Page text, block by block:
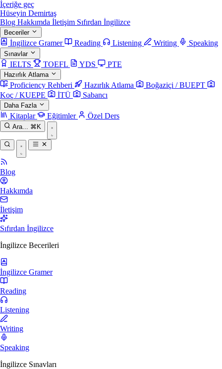
İçeriğe geç
Hüseyin Demirtaş
Blog Hakkımda İletişim Sıfırdan İngilizce
Beceriler
İngilizce Gramer Reading Listening Writing Speaking
Sınavlar
IELTS TOEFL YDS PTE
Hazırlık Atlama
Proficiency Rehberi Hazırlık Atlama
Boğaziçi / BUEPT
Koç / KUEPE
İTÜ Sabancı
Daha Fazla
Kitaplar Eğitimler Özel Ders
Ara... ⌘K
Blog
Hakkımda
İletişim
Sıfırdan İngilizce
İngilizce Becerileri
İngilizce Gramer
Reading
Listening
Writing
Speaking
İngilizce Sınavları